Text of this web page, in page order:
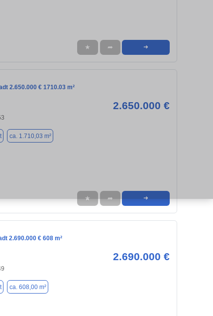
★ ➦ ➜
2.650.000 € 1710.03 m²
2.650.000 €
ca. 1.710,03 m²
★ ➦ ➜
2.690.000 € 608 m²
2.690.000 €
ca. 608,00 m²